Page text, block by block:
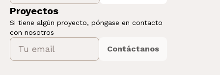
Proyectos
Si tiene algún proyecto, póngase en contacto
con nosotros
Contáctanos